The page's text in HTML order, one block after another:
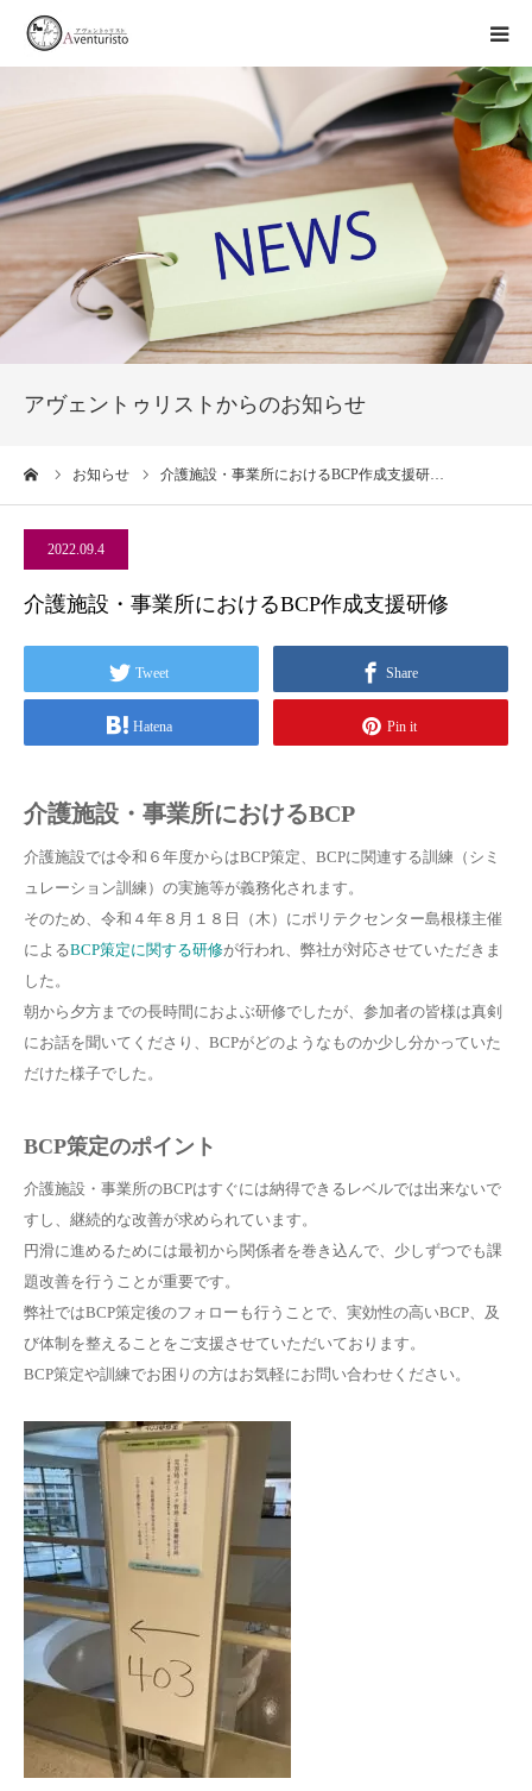
アヴェントゥリストからのお知らせ
お知らせ 介護施設・事業所におけるBCP作成支援研…
2022.09.4
介護施設・事業所におけるBCP作成支援研修
Tweet Share
Hatena Pin it
介護施設・事業所におけるBCP
介護施設では令和６年度からはBCP策定、BCPに関連する訓練（シミ
ュレーション訓練）の実施等が義務化されます。
そのため、令和４年８月１８日（木）にポリテクセンター島根様主催
によるBCP策定に関する研修が行われ、弊社が対応させていただきま
した。
朝から夕方までの長時間におよぶ研修でしたが、参加者の皆様は真剣
にお話を聞いてくださり、BCPがどのようなものか少し分かっていた
だけた様子でした。
BCP策定のポイント
介護施設・事業所のBCPはすぐには納得できるレベルでは出来ないで
すし、継続的な改善が求められています。
円滑に進めるためには最初から関係者を巻き込んで、少しずつでも課
題改善を行うことが重要です。
弊社ではBCP策定後のフォローも行うことで、実効性の高いBCP、及
び体制を整えることをご支援させていただいております。
BCP策定や訓練でお困りの方はお気軽にお問い合わせください。
トップページ
事業案内
お知らせ
企業情報